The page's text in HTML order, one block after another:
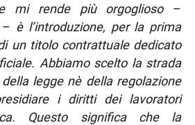
mi rende più orgoglioso–
– è l’introduzione, per la prima
un titolo contrattuale dedicato
Abbiamo scelto la strada
legge nè della regolazione
i diritti dei lavoratori
Questo significa che la